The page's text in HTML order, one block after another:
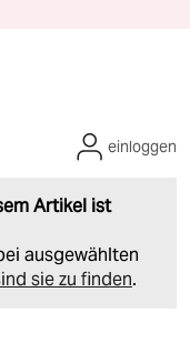
Artikel ist
ausgewählten
sie zu finden.
einloggen